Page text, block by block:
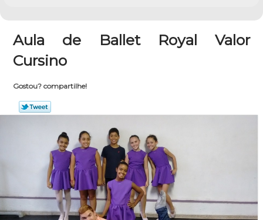
Aula de Ballet Royal Valor
Cursino
Gostou? compartilhe!